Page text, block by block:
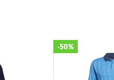
-50%